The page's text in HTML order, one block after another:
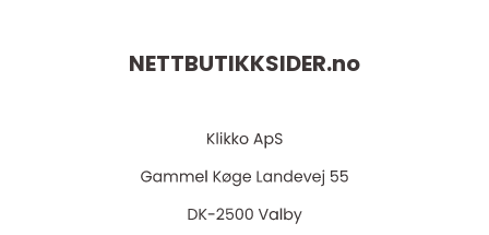
NETTBUTIKKSIDER.no